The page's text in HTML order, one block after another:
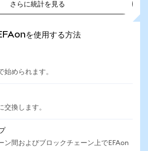
さらに統計を見る
を使用する方法
始められます。
交換します。
ン間およびブロックチェーン上でEFAon